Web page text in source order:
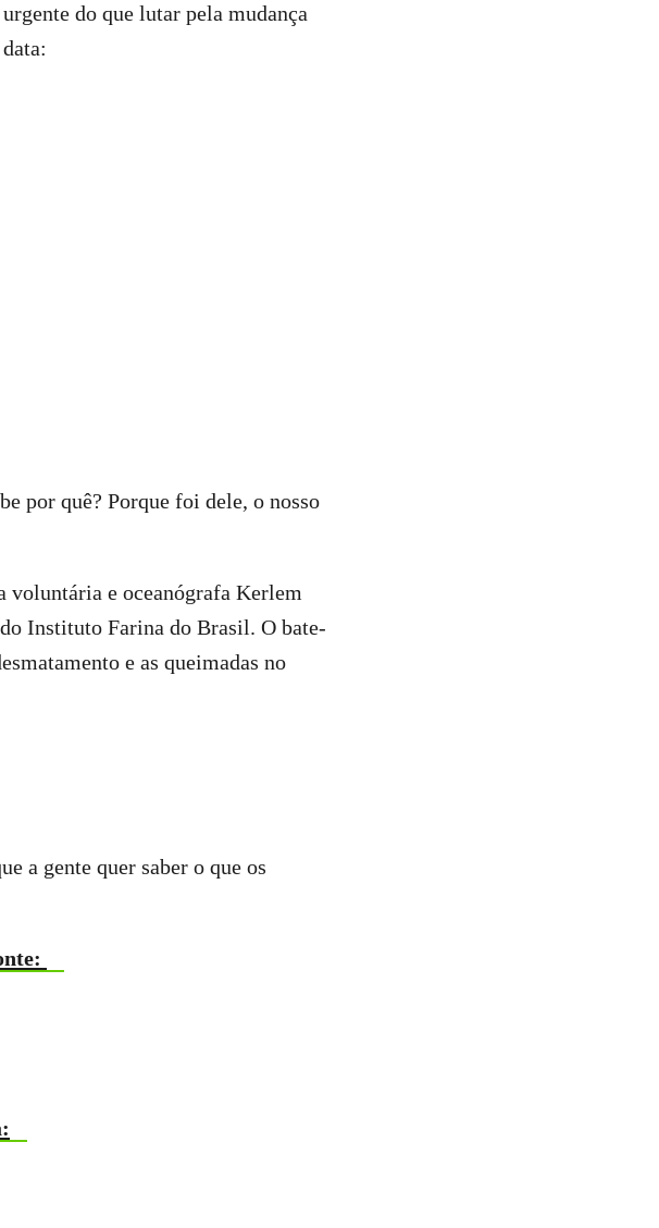
do que lutar pela mudança
por quê? Porque foi dele, o nosso
voluntária e oceanógrafa Kerlem
Instituto Farina do Brasil. O bate-
e as queimadas no
a gente quer saber o que os